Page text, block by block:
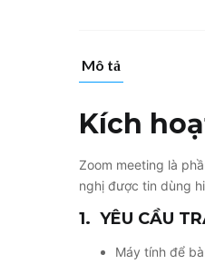
Mô tả
Kích
Zoom meeting là
nghị được tin dùng
1. YÊU CẦU
Máy tính để